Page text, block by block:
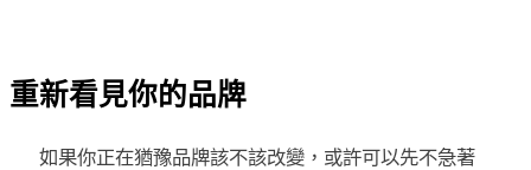
重新看見你的品牌
如果你正在猶豫品牌該不該改變，或許可以先不急著